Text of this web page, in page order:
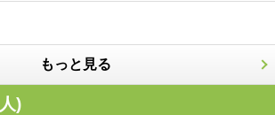
もっと見る
人)